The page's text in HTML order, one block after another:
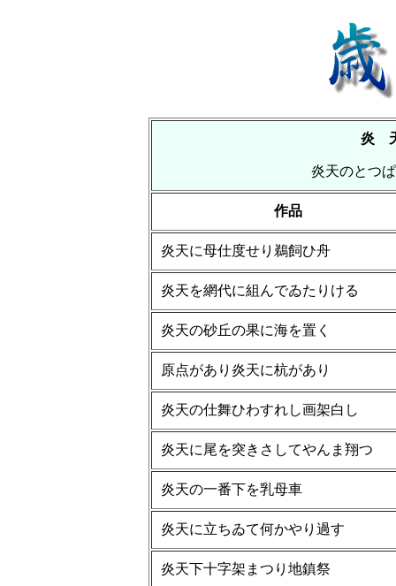
炎
炎天のと
作品
炎天に母仕度せり鵜飼ひ舟
炎天を網代に組んでゐたりける
炎天の砂丘の果に海を置く
原点があり炎天に杭があり
炎天の仕舞ひわすれし画架白し
炎天に尾を突きさしてやんま翔つ
炎天の一番下を乳母車
炎天に立ちゐて何かやり過す
炎天下十字架まつり地鎮祭